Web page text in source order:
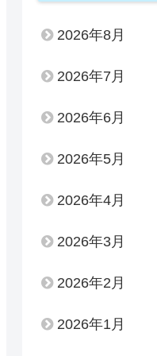
2026年8月
2026年7月
2026年6月
2026年5月
2026年4月
2026年3月
2026年2月
2026年1月